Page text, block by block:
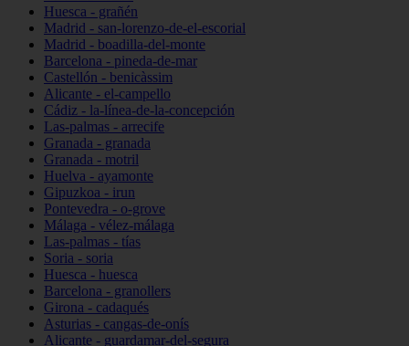
Huesca - grañén
Madrid - san-lorenzo-de-el-escorial
Madrid - boadilla-del-monte
Barcelona - pineda-de-mar
Castellón - benicàssim
Alicante - el-campello
Cádiz - la-línea-de-la-concepción
Las-palmas - arrecife
Granada - granada
Granada - motril
Huelva - ayamonte
Gipuzkoa - irun
Pontevedra - o-grove
Málaga - vélez-málaga
Las-palmas - tías
Soria - soria
Huesca - huesca
Barcelona - granollers
Girona - cadaqués
Asturias - cangas-de-onís
Alicante - guardamar-del-segura